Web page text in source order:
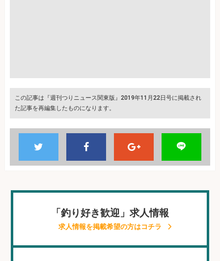
この記事は『週刊つりニュース関東版』2019年11月22日号に掲載され
た記事を再編集したものになります。
「釣り好き歓迎」求人情報
求人情報を掲載希望の方はコチラ